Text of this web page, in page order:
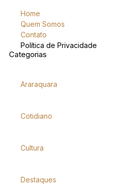
Home
Quem Somos
Contato
Política de Privacidade
Categorias
Araraquara
Cotidiano
Cultura
Destaques